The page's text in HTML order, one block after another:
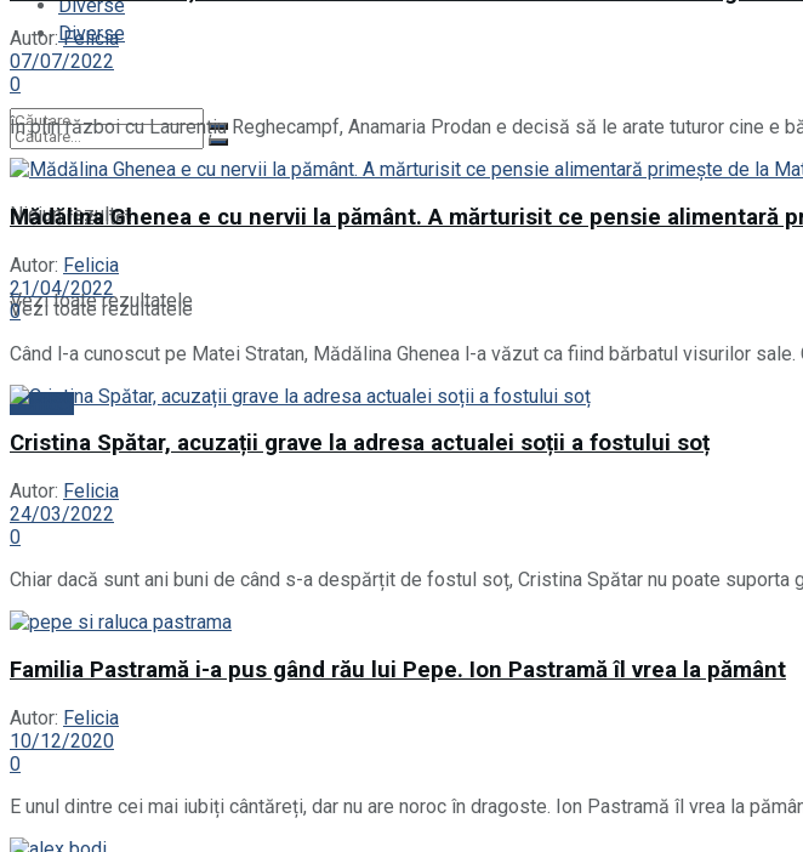
Diverse
Niciun rezultat
Vezi toate rezultatele
Contact
Diverse
Niciun rezultat
Vezi toate rezultatele
Autor: Felicia
07/07/2022
0
În plin război cu Laurențiu Reghecampf, Anamaria Prodan e decisă să le arate tuturor cine e
Mădălina Ghenea e cu nervii la pământ. A mărturisit ce pensie alimentară
Autor: Felicia
21/04/2022
0
Când l-a cunoscut pe Matei Stratan, Mădălina Ghenea l-a văzut ca fiind bărbatul visurilor sale.
Cristina Spătar, acuzații grave la adresa actualei soții a fostului soț
Autor: Felicia
24/03/2022
0
Chiar dacă sunt ani buni de când s-a despărțit de fostul soț, Cristina Spătar nu poate suporta
Familia Pastramă i-a pus gând rău lui Pepe. Ion Pastramă îl vrea la pământ
Autor: Felicia
10/12/2020
0
E unul dintre cei mai iubiți cântăreți, dar nu are noroc în dragoste. Ion Pastramă îl vrea la